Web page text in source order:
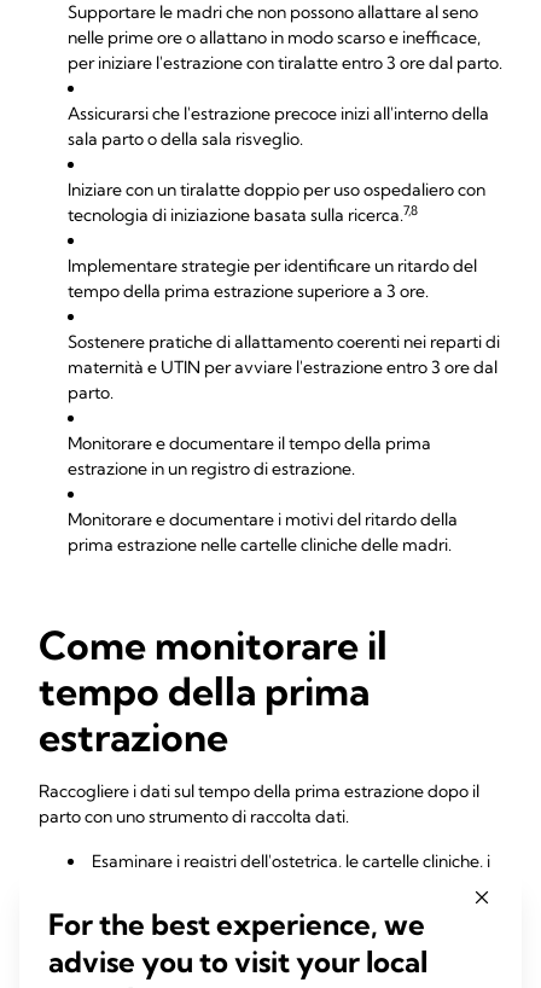
Supportare le madri che non possono allattare al seno
nelle prime ore o allattano in modo scarso e inefficace,
per iniziare l'estrazione con tiralatte entro 3 ore dal parto.
Assicurarsi che l'estrazione precoce inizi all'interno della
sala parto o della sala risveglio.
Iniziare con un tiralatte doppio per uso ospedaliero con
tecnologia di iniziazione basata sulla ricerca.7,8
Implementare strategie per identificare un ritardo del
tempo della prima estrazione superiore a 3 ore.
Sostenere pratiche di allattamento coerenti nei reparti di
maternità e UTIN per avviare l'estrazione entro 3 ore dal
parto.
Monitorare e documentare il tempo della prima
estrazione in un registro di estrazione.
Monitorare e documentare i motivi del ritardo della
prima estrazione nelle cartelle cliniche delle madri.
Come monitorare il
tempo della prima
estrazione
Raccogliere i dati sul tempo della prima estrazione dopo il
parto con uno strumento di raccolta dati.
Esaminare i registri dell'ostetrica, le cartelle cliniche, i
estrazione" dopo il parto.
Controllare regolarmente i dati per misurare la
percentuale di madri che avviano l'estrazione entro 3 ore
For the best experience, we
advise you to visit your local